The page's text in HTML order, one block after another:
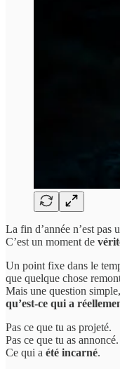
La fin d’année n’est pas
C’est un moment de
Un point fixe dans le
que quelque chose
Mais une question
qu’est-ce qui a
Pas ce que tu as projeté.
Pas ce que tu as annoncé.
Ce qui a été incarné.